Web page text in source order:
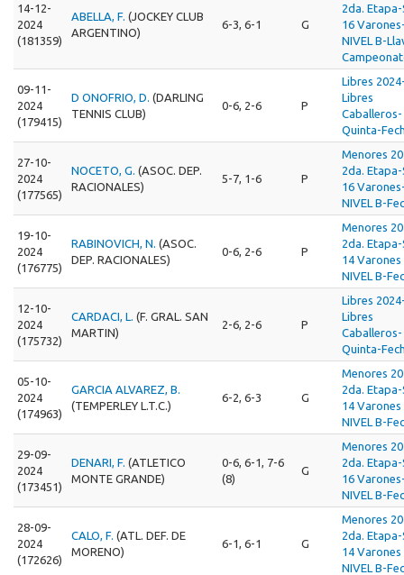
14-12-
2024
(181359)
ABELLA, F. (JOCKEY CLUB
ARGENTINO)
6-3, 6-1 G
2da.
16
NIVEL B-
09-11-
2024
(179415)
D ONOFRIO, D. (DARLING
TENNIS CLUB)
0-6, 2-6 P
Libres
Libres
Caballeros-
Quinta-
27-10-
2024
(177565)
NOCETO, G. (ASOC. DEP.
RACIONALES)
5-7, 1-6 P
Menores
2da.
16
NIVEL B-
19-10-
2024
(176775)
RABINOVICH, N. (ASOC.
DEP. RACIONALES)
0-6, 2-6 P
Menores
2da.
14 Varones
NIVEL B-
12-10-
2024
(175732)
CARDACI, L. (F. GRAL. SAN
MARTIN)
2-6, 2-6 P
Libres
Libres
Caballeros-
Quinta-
05-10-
2024
(174963)
GARCIA ALVAREZ, B.
(TEMPERLEY L.T.C.)
6-2, 6-3 G
Menores
2da.
14 Varones
NIVEL B-
29-09-
2024
(173451)
DENARI, F. (ATLETICO
MONTE GRANDE)
0-6, 6-1, 7-6
(8)
G
Menores
2da.
16
NIVEL B-
28-09-
2024
(172626)
CALO, F. (ATL. DEF. DE
MORENO)
6-1, 6-1 G
Menores
2da.
14 Varones
NIVEL B-